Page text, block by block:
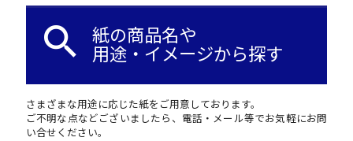
search 紙の商品名や
用途・イメージから探す
さまざまな用途に応じた紙をご用意しております。
ご不明な点などございましたら、電話・メール等でお気軽にお問
い合せください。